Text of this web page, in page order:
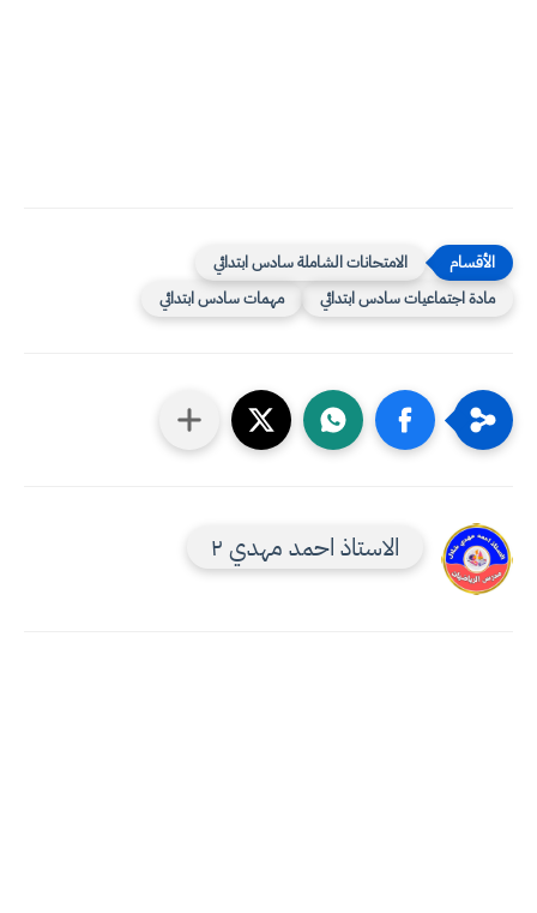
الامتحانات الشاملة سادس ابتدائي
مادة اجتماعيات سادس ابتدائي
مهمات سادس ابتدائي
الاستاذ احمد مهدي ٢